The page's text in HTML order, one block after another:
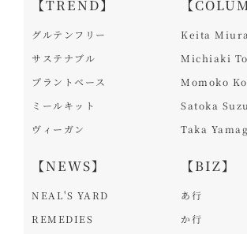
【TREND】
グルテンフリー
サステナブル
プラントベース
ミールキット
ヴィーガン
【NEWS】
NEAL'S YARD
REMEDIES
【
Keita Miura
Michiaki
Momoko
Satoka
Taka
【BIZ】
あ行
か行